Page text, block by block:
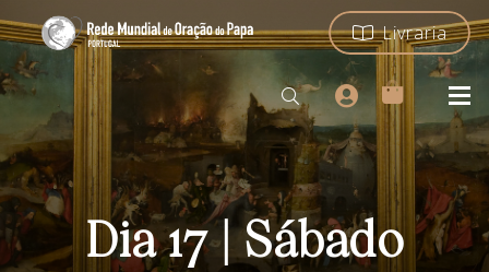
Livraria
Dia 17 | Sábado